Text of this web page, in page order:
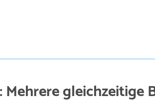
gleichzeitige